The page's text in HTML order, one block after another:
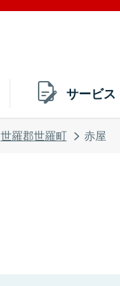
サービス
世羅郡世羅町 赤屋